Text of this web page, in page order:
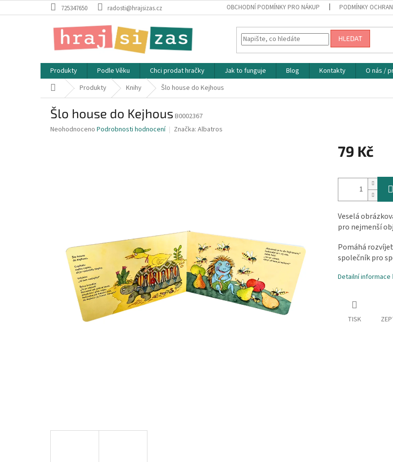
na
725347650 radosti@hrajsizas.cz OBCHODNÍ PODMÍNKY PRO NÁKUP PODMÍNKY
HLEDAT
Produkty Podle Věku Chci prodat hračky Jak to funguje Blog Kontakty
O nás /
Domů Produkty Knihy Šlo house do Kejhous
Šlo house do Kejhous B0002367
Průměrné
Neohodnoceno Podrobnosti hodnocení Značka: Albatros
79 Kč
cena:
Veselá
pro nejmenší
Pomáhá
společník pro
Detailní informace
TISK